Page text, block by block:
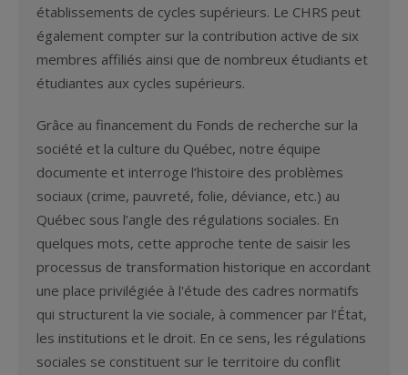
établissements de cycles supérieurs. Le CHRS peut
également compter sur la contribution active de six
membres affiliés ainsi que de nombreux étudiants et
étudiantes aux cycles supérieurs.
Grâce au financement du Fonds de recherche sur la
société et la culture du Québec, notre équipe
documente et interroge l’histoire des problèmes
sociaux (crime, pauvreté, folie, déviance, etc.) au
Québec sous l’angle des régulations sociales. En
quelques mots, cette approche tente de saisir les
processus de transformation historique en accordant
une place privilégiée à l'étude des cadres normatifs
qui structurent la vie sociale, à commencer par l’État,
les institutions et le droit. En ce sens, les régulations
sociales se constituent sur le territoire du conflit